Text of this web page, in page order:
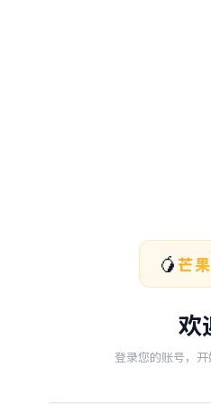
🥭芒
欢
登录您的账号，